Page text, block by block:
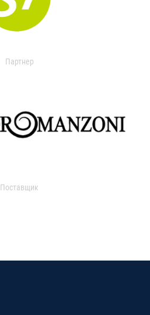
Партнер
Поставщик